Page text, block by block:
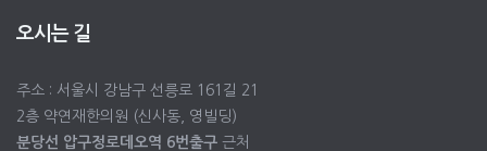
오시는 길
주소 : 서울시 강남구 선릉로 161길 21
2층 약연재한의원 (신사동, 영빌딩)
분당선 압구정로데오역 6번출구 근처